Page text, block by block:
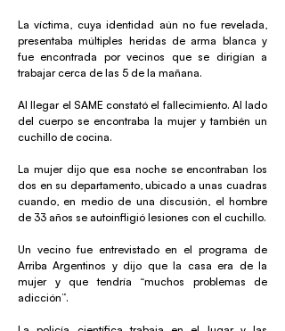
La víctima, cuya identidad aún no fue revelada,
presentaba múltiples heridas de arma blanca y
fue encontrada por vecinos que se dirigían a
trabajar cerca de las 5 de la mañana.
Al llegar el SAME constató el fallecimiento. Al lado
del cuerpo se encontraba la mujer y también un
cuchillo de cocina.
La mujer dijo que esa noche se encontraban los
dos en su departamento, ubicado a unas cuadras
cuando, en medio de una discusión, el hombre
de 33 años se autoinfligió lesiones con el cuchillo.
Un vecino fue entrevistado en el programa de
Arriba Argentinos y dijo que la casa era de la
mujer y que tendría “muchos problemas de
adicción”.